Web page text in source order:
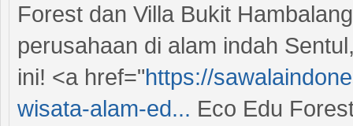
Forest dan Villa Bukit
perusahaan di alam indah
ini! <a href="https://
wisata-alam-ed... Eco Edu